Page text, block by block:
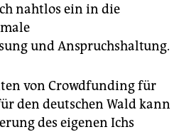
nahtlos ein in die
und Anspruchshaltung.
von Crowdfunding für
den deutschen Wald kann
des eigenen Ichs